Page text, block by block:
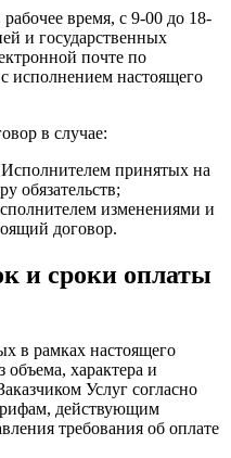
время, с 9-00 до 18-
и государственных
почте по
исполнением настоящего
в случае:
принятых на
обязательств;
изменениями и
договор.
и сроки оплаты
в рамках настоящего
объема, характера и
Услуг согласно
действующим
требования об оплате